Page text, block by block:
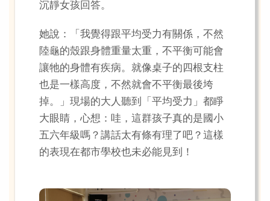
沉靜女孩回答。
她說：「我覺得跟平均受力有關係，不然
陸龜的殼跟身體重量太重，不平衡可能會
讓牠的身體有疾病。就像桌子的四根支柱
也是一樣高度，不然就會不平衡最後垮
掉。」現場的大人聽到「平均受力」都睜
大眼睛，心想：哇，這群孩子真的是國小
五六年級嗎？講話太有條有理了吧？這樣
的表現在都市學校也未必能見到！